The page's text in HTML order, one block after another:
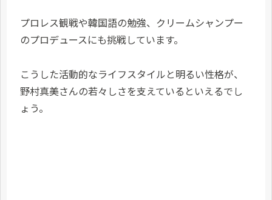
プロレス観戦や韓国語の勉強、クリームシャンプー
のプロデュースにも挑戦しています。
こうした活動的なライフスタイルと明るい性格が、
野村真美さんの若々しさを支えているといえるでし
ょう。